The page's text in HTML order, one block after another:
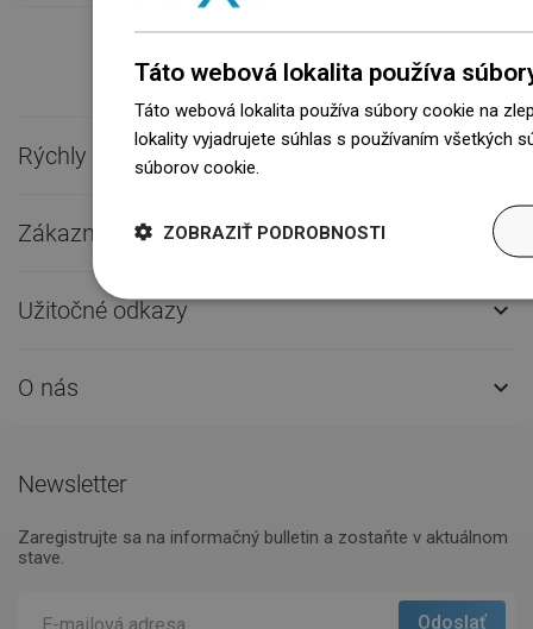
Rýchly kontakt 
Zákaznícky servis 
Užitočné odkazy 
O nás 
Newsletter
Zaregistrujte sa na informačný bulletin a zostaňte v aktuálnom
stave.
Táto webová lokalita používa
Táto webová lokalita používa súbory cookie na
lokality vyjadrujete súhlas s používaním všetkých
súborov cookie.
ZOBRAZIŤ PODROBNOSTI